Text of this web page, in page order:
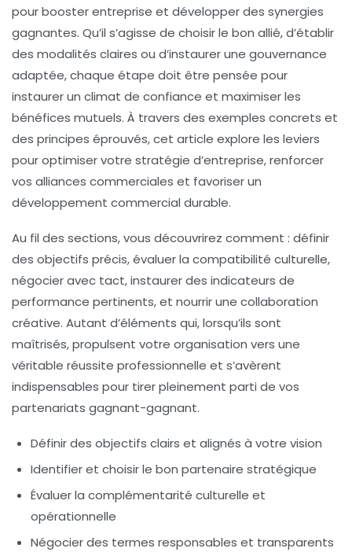
pour booster entreprise et développer des synergies
gagnantes. Qu’il s’agisse de choisir le bon allié, d’établir
des modalités claires ou d’instaurer une gouvernance
adaptée, chaque étape doit être pensée pour
instaurer un climat de confiance et maximiser les
bénéfices mutuels. À travers des exemples concrets et
des principes éprouvés, cet article explore les leviers
pour optimiser votre stratégie d’entreprise, renforcer
vos alliances commerciales et favoriser un
développement commercial durable.
Au fil des sections, vous découvrirez comment : définir
des objectifs précis, évaluer la compatibilité culturelle,
négocier avec tact, instaurer des indicateurs de
performance pertinents, et nourrir une collaboration
créative. Autant d’éléments qui, lorsqu’ils sont
maîtrisés, propulsent votre organisation vers une
véritable réussite professionnelle et s’avèrent
indispensables pour tirer pleinement parti de vos
partenariats gagnant-gagnant.
Définir des objectifs clairs et alignés à votre vision
Identifier et choisir le bon partenaire stratégique
Évaluer la complémentarité culturelle et
opérationnelle
Négocier des termes responsables et transparents